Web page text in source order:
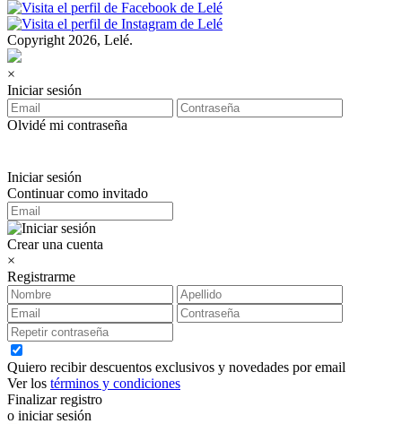
Copyright 2026, Lelé.
×
Iniciar sesión
Olvidé mi contraseña
Iniciar sesión
Continuar como invitado
Crear una cuenta
×
Registrarme
Quiero recibir descuentos exclusivos y novedades por email
Ver los términos y condiciones
Finalizar registro
o iniciar sesión